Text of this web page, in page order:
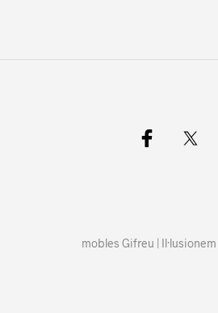
mobles Gifreu |